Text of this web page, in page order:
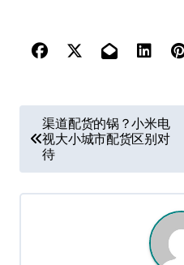
章
导
航
渠道配货的锅？小米电
视大小城市配货区别对
待